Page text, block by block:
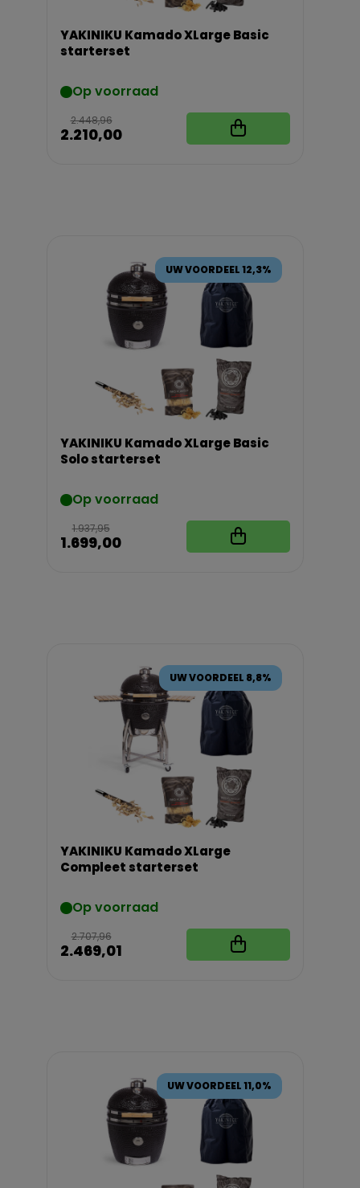
YAKINIKU Kamado XLarge Basic
starterset
Op voorraad
2.448,96
2.210,00
UW VOORDEEL 12,3%
YAKINIKU Kamado XLarge Basic
Solo starterset
Op voorraad
1.937,95
1.699,00
UW VOORDEEL 8,8%
YAKINIKU Kamado XLarge
Compleet starterset
Op voorraad
2.707,96
2.469,01
UW VOORDEEL 11,0%